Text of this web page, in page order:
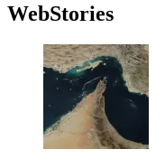
WebStories